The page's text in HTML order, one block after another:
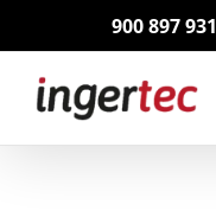
900 897 931